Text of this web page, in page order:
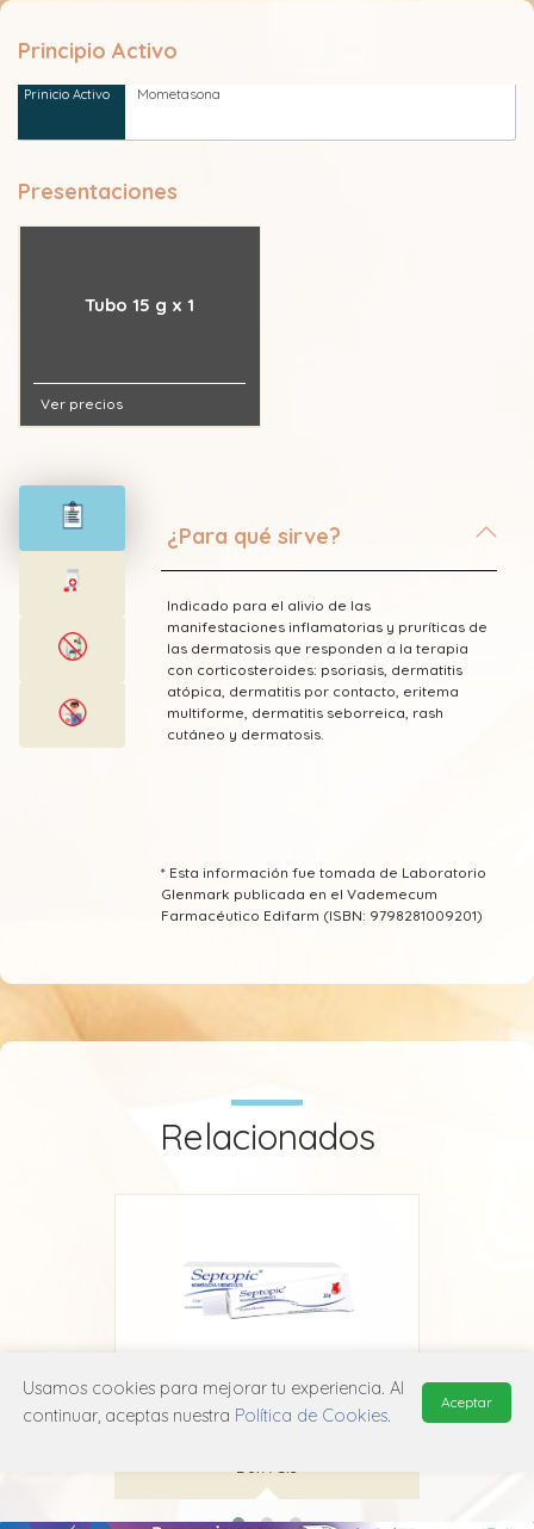
Principio Activo
Mometasona
Presentaciones
Tubo 15 g x 1
Ver precios
¿Para qué sirve?
Indicado para el alivio de las
manifestaciones inflamatorias y pruríticas de
las dermatosis que responden a la terapia
con corticosteroides: psoriasis, dermatitis
atópica, dermatitis por contacto, eritema
multiforme, dermatitis seborreica, rash
cutáneo y dermatosis.
* Esta información fue tomada de Laboratorio
Glenmark publicada en el Vademecum
Farmacéutico Edifarm (ISBN: 9798281009201)
Relacionados
Usamos cookies para mejorar tu experiencia. Al
continuar, aceptas nuestra Política de Cookies.
Aceptar